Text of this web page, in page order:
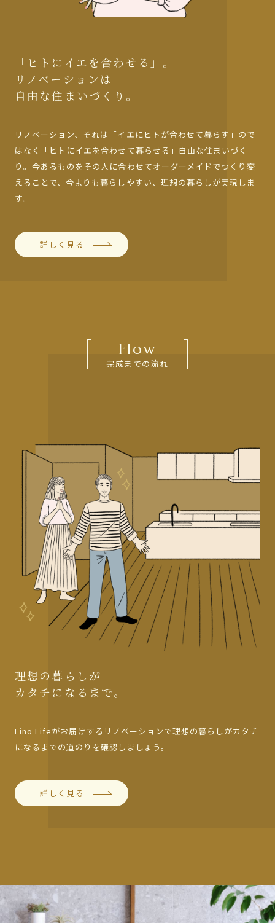
「ヒトにイエを合わせる」。
リノベーションは
自由な住まいづくり。
リノベーション、それは「イエにヒトが合わせて暮らす」ので
はなく「ヒトにイエを合わせて暮らせる」自由な住まいづく
り。今あるものをその人に合わせてオーダーメイドでつく り変
えることで、今よりも暮らしやすい、理想の暮らしが実現しま
す。
詳しく見る
Flow
完成までの流れ
理想の暮らしが
カタチになるまで。
Lino Lifeがお届けするリノベーションで理想の暮らしがカタチ
になるまでの道のりを確認しましょう。
詳しく見る